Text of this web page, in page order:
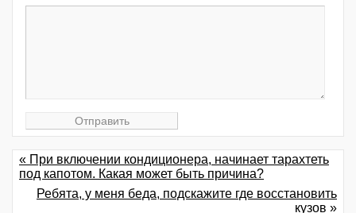
« При включении кондиционера, начинает тарахтеть
под капотом. Какая может быть причина?
Ребята, у меня беда, подскажите где восстановить
кузов »